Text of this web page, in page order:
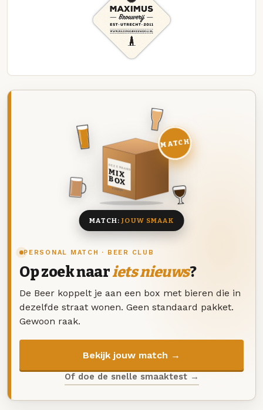
PERSONAL MATCH · BEER CLUB
Op zoek naariets nieuws?
De Beer koppelt je aan een box met bieren die in
dezelfde straat wonen. Geen standaard pakket.
Gewoon raak.
Bekijk jouw match →
Of doe de snelle smaaktest →
DEZE MAAND
MIX
BOX
8 BIEREN
MATCH
MATCH:JOUW SMAAK